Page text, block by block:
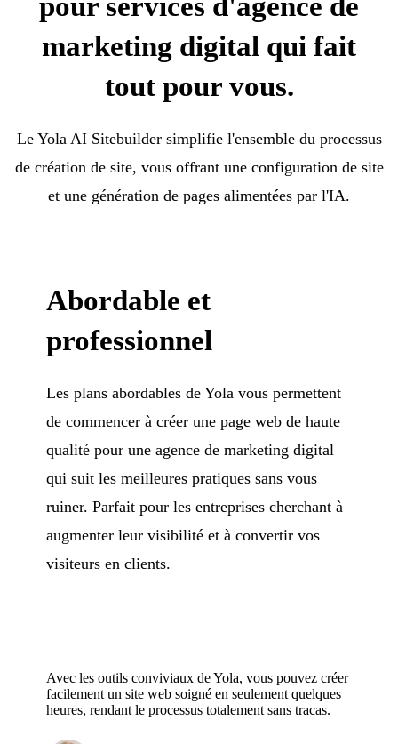
marketing digital qui fait
tout pour vous.
Le Yola AI Sitebuilder simplifie l'ensemble du processus
de création de site, vous offrant une configuration de site
et une génération de pages alimentées par l'IA.
Abordable et
professionnel
Les plans abordables de Yola vous permettent
de commencer à créer une page web de haute
qualité pour une agence de marketing digital
qui suit les meilleures pratiques sans vous
ruiner. Parfait pour les entreprises cherchant à
augmenter leur visibilité et à convertir vos
visiteurs en clients.
Avec les outils conviviaux de Yola, vous pouvez créer
facilement un site web soigné en seulement quelques
heures, rendant le processus totalement sans tracas.